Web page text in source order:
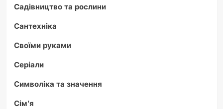
Садівництво та рослини
Сантехніка
Своїми руками
Серіали
Символіка та значення
Сім'я